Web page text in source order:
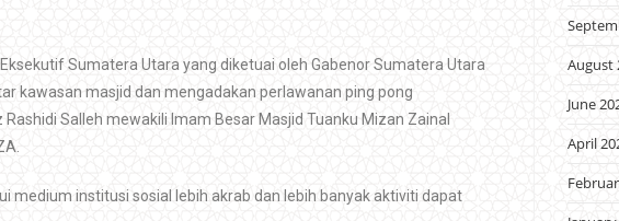
Sumatera Utara yang diketuai oleh Gabenor Sumatera Utara
kawasan masjid dan mengadakan perlawanan ping pong
Salleh mewakili Imam Besar Masjid Tuanku Mizan Zainal
medium institusi sosial lebih akrab dan lebih banyak aktiviti dapat
August
June
April